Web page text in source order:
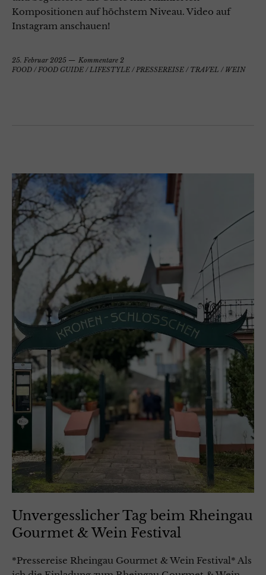
Kompositionen auf höchstem Niveau. Video auf
Instagram anschauen!
25. Februar 2025
Kommentare 2
FOOD /FOOD GUIDE /LIFESTYLE /PRESSEREISE / TRAVEL / WEIN
Unvergesslicher Tag beim Rheingau
Gourmet & Wein Festival
*Pressereise Rheingau Gourmet & Wein Festival* Als